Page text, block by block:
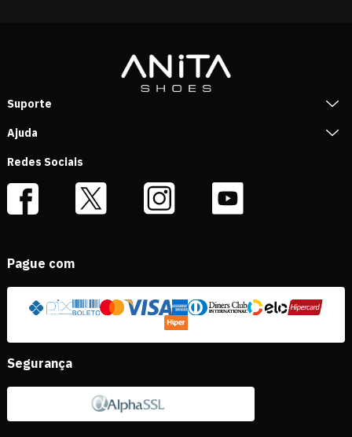
Suporte
Ajuda
Redes Sociais
Pague com
Segurança